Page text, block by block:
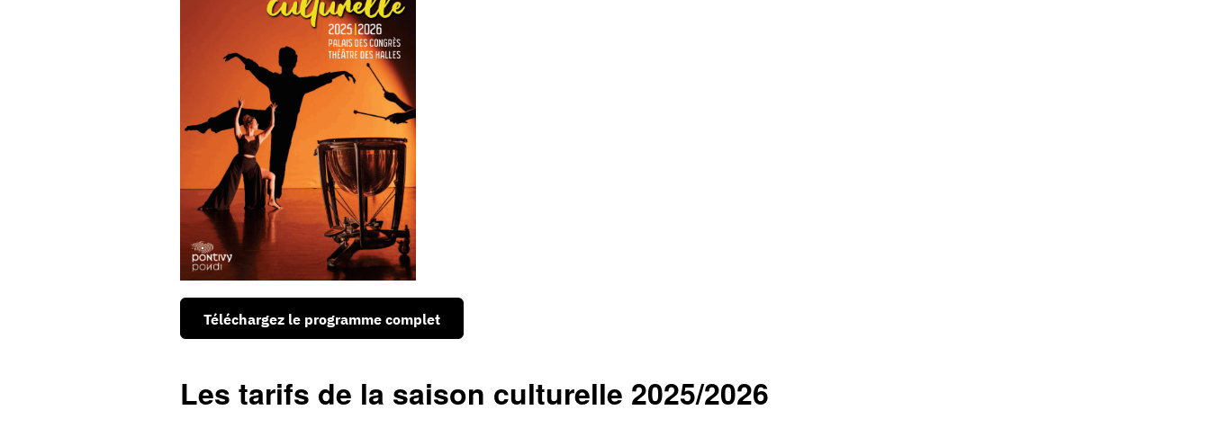
Téléchargez le programme complet
Les tarifs de la saison culturelle 2025/2026